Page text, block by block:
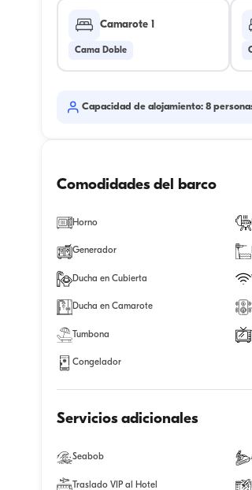
Camarote 1
Cama Doble
Capacidad de alojamiento: 8
Comodidades del barco
Horno
Generador
Ducha en Cubierta
Ducha en Camarote
Tumbona
Congelador
Servicios adicionales
Seabob
Traslado VIP al Hotel